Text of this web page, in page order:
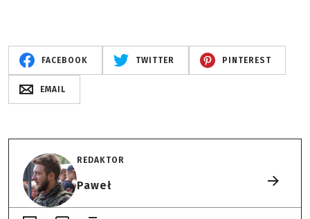
FACEBOOK TWITTER PINTEREST
EMAIL
REDAKTOR
Paweł